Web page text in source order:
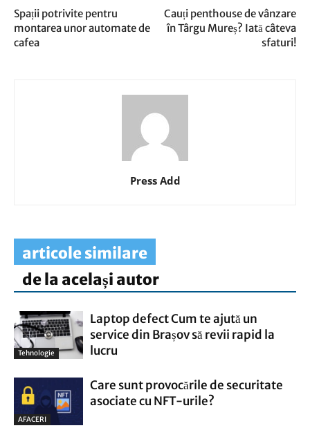
Spații potrivite pentru
montarea unor automate de
cafea
Cauți penthouse de vânzare
în Târgu Mureș? Iată câteva
sfaturi!
Press Add
articole similare
de la același autor
Tehnologie
Laptop defect Cum te ajută un
service din Brașov să revii rapid la
lucru
AFACERI
Care sunt provocările de securitate
asociate cu NFT-urile?